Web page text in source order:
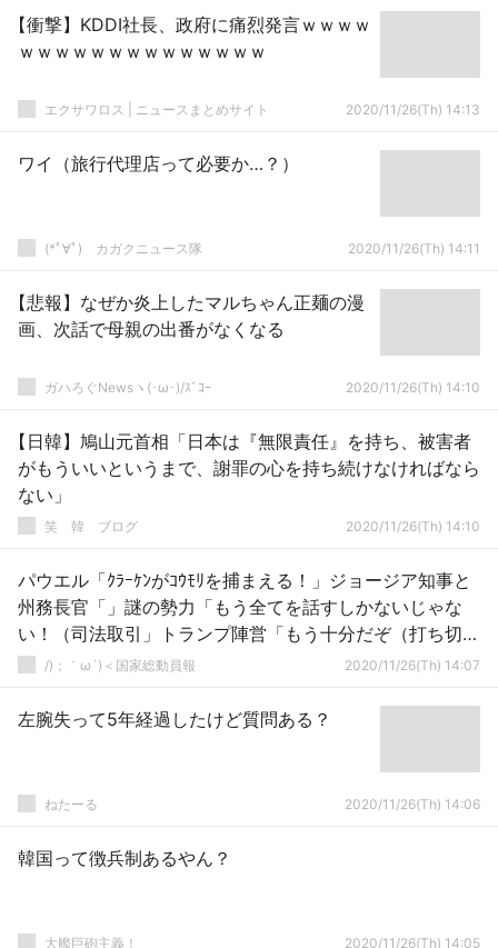
【衝撃】KDDI社長、政府に痛烈発言ｗｗｗｗ
ｗｗｗｗｗｗｗｗｗｗｗｗｗｗ
エクサワロス | ニュースまとめサイト 2020/11/26(Th) 14:13
ワイ（旅行代理店って必要か…？）
(*ﾟ∀ﾟ)ゞカガクニュース隊 2020/11/26(Th) 14:11
【悲報】なぜか炎上したマルちゃん正麺の漫
画、次話で母親の出番がなくなる
ガハろぐNewsヽ(･ω･)/ｽﾞｺｰ 2020/11/26(Th) 14:10
【日韓】鳩山元首相「日本は『無限責任』を持ち、被害者
がもういいというまで、謝罪の心を持ち続けなければなら
ない」
笑 韓 ブログ 2020/11/26(Th) 14:10
パウエル「ｸﾗｰｹﾝがｺｳﾓﾘを捕まえる！」ジョージア知事と
州務長官「」謎の勢力「もう全てを話すしかないじゃな
い！（司法取引」トランプ陣営「もう十分だぞ（打ち切り
宣言」→
/)；｀ω´)＜国家総動員報 2020/11/26(Th) 14:07
左腕失って5年経過したけど質問ある？
ねたーる 2020/11/26(Th) 14:06
韓国って徴兵制あるやん？
大艦巨砲主義！ 2020/11/26(Th) 14:05